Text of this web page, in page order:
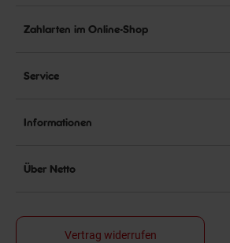
Zahlarten im Online-Shop
Service
Informationen
Über Netto
Vertrag widerrufen